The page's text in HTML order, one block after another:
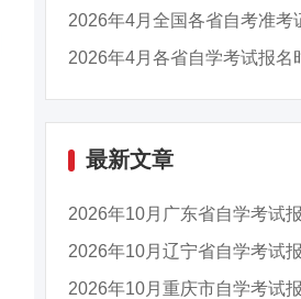
最新文章
2026年10月广东省自学考试
2026年10月辽宁省自学考试
2026年10月重庆市自学考试